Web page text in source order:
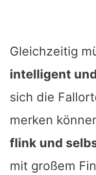
Gleichzeitig
intelligent
sich die
merken
flink und
mit großem